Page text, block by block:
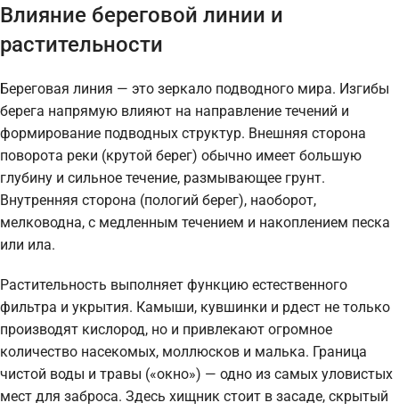
Влияние береговой линии и
растительности
Береговая линия — это зеркало подводного мира. Изгибы
берега напрямую влияют на направление течений и
формирование подводных структур. Внешняя сторона
поворота реки (крутой берег) обычно имеет большую
глубину и сильное течение, размывающее грунт.
Внутренняя сторона (пологий берег), наоборот,
мелководна, с медленным течением и накоплением песка
или ила.
Растительность выполняет функцию естественного
фильтра и укрытия. Камыши, кувшинки и рдест не только
производят кислород, но и привлекают огромное
количество насекомых, моллюсков и малька. Граница
чистой воды и травы («окно») — одно из самых уловистых
мест для заброса. Здесь хищник стоит в засаде, скрытый